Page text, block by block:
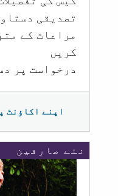
تصدیقی
مراعات کے
کریں
درخواست پر
اپنے اکاؤنٹ
نئے صارفین